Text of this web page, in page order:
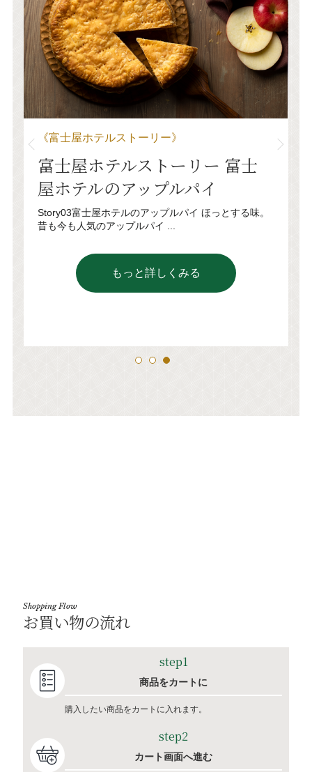
《富士屋ホテルストーリー》
富士屋ホテルストーリー 富士
屋ホテルのアップルパイ
Story03富士屋ホテルのアップルパイ ほっとする味。
昔も今も人気のアップルパイ ...
もっと詳しくみる
Shopping Flow
お買い物の流れ
step1
商品をカートに
購入したい商品をカートに入れます。
step2
カート画面へ進む